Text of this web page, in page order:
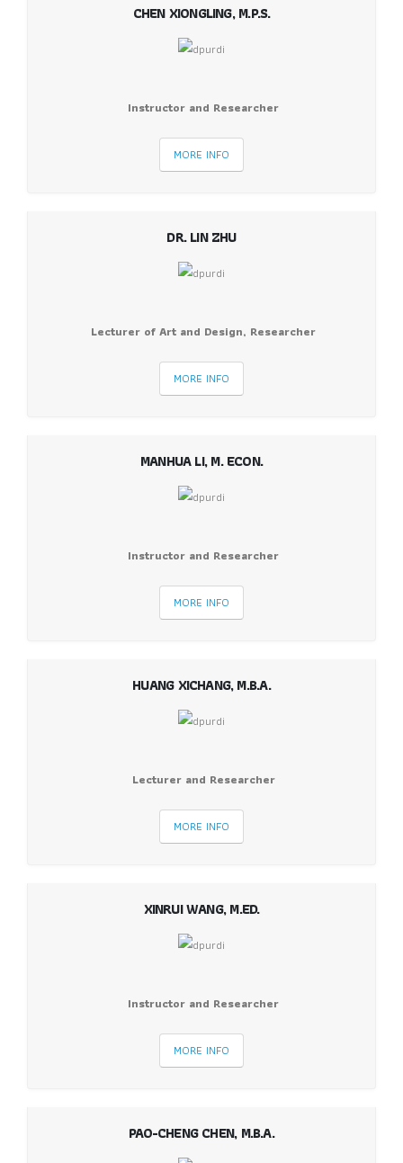
CHEN XIONGLING, M.P.S.
Instructor and Researcher
MORE INFO
DR. LIN ZHU
Lecturer of Art and Design, Researcher
MORE INFO
MANHUA LI, M. ECON.
Instructor and Researcher
MORE INFO
HUANG XICHANG, M.B.A.
Lecturer and Researcher
MORE INFO
XINRUI WANG, M.ED.
Instructor and Researcher
MORE INFO
PAO-CHENG CHEN, M.B.A.